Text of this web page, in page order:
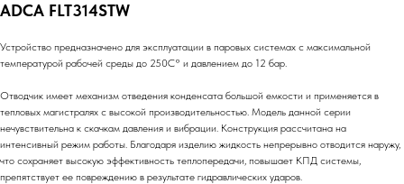
ADCA FLT314STW
Устройство предназначено для эксплуатации в паровых системах с максимальной
температурой рабочей среды до 250C° и давлением до 12 бар.
Отводчик имеет механизм отведения конденсата большой емкости и применяется в
тепловых магистралях с высокой производительностью. Модель данной серии
нечувствительна к скачкам давления и вибрации. Конструкция рассчитана на
интенсивный режим работы. Благодаря изделию жидкость непрерывно отводится наружу,
что сохраняет высокую эффективность теплопередачи, повышает КПД системы,
препятствует ее повреждению в результате гидравлических ударов.